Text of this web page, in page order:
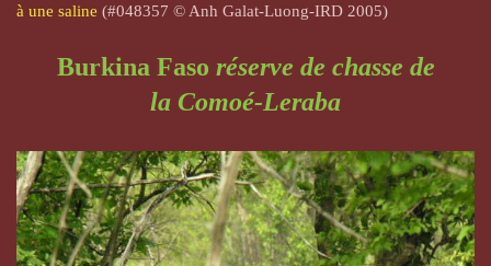
à une saline (#048357 © Anh Galat-Luong-IRD 2005)
Burkina Faso réserve de chasse de
la Comoé-Leraba